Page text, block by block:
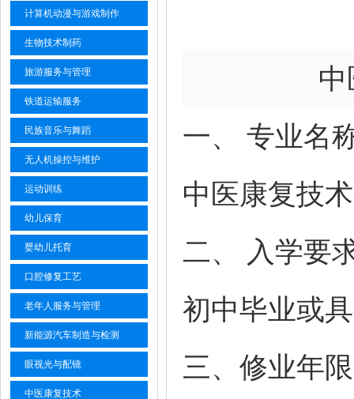
计算机动漫与游戏制作
生物技术制药
旅游服务与管理
铁道运输服务
民族音乐与舞蹈
无人机操控与维护
运动训练
幼儿保育
婴幼儿托育
口腔修复工艺
老年人服务与管理
新能源汽车制造与检测
眼视光与配镜
中医康复技术
一、 专业名
中医康复技
二、 入学要
初中毕业或
三、修业年限